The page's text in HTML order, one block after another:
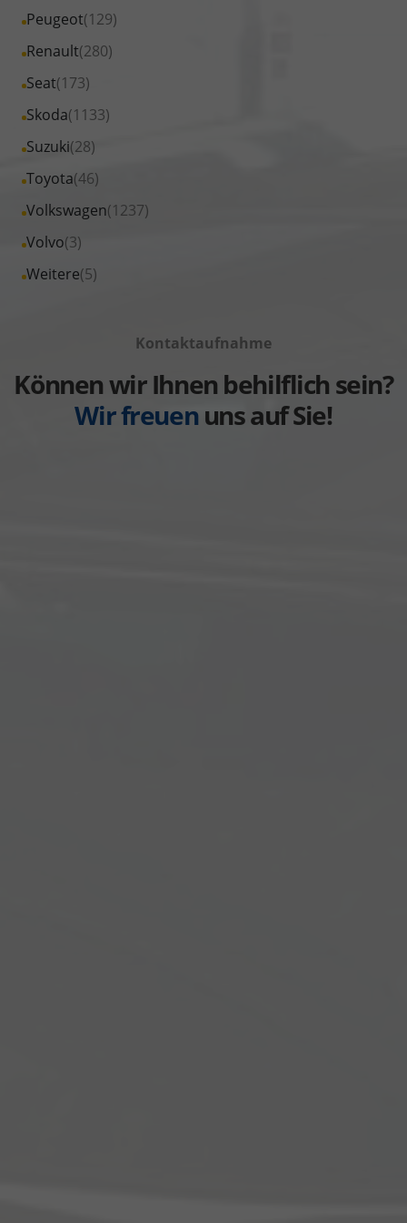
anzeigen
Nissan
anzeigen
Fahrzeuge
Opel
anzeigen
Peugeot(129)
Alle
Fahrzeuge
Peugeot
anzeigen
Renault(280)
Alle
Fahrzeuge
Renault
anzeigen
Seat(173)
Alle
Fahrzeuge
Seat
anzeigen
Skoda(1133)
Alle
Fahrzeuge
Skoda
anzeigen
Suzuki(28)
Alle
Fahrzeuge
Suzuki
anzeigen
Toyota(46)
Alle
Fahrzeuge
Toyota
anzeigen
Volkswagen(1237)
Alle
Fahrzeuge
Volkswagen
Volvo(3)
Alle
Fahrzeuge
Weitere(5)
Alle
anzeigen
Kontaktaufnahme
Können wir Ihnen behilflich sein?
Wir freuenuns auf Sie!